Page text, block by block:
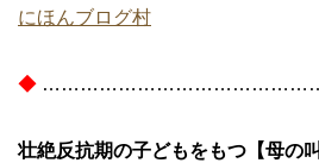
にほんブログ村
◆
壮絶反抗期の子どもをもつ【母の